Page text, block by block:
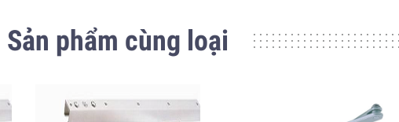
Sản phẩm cùng loại